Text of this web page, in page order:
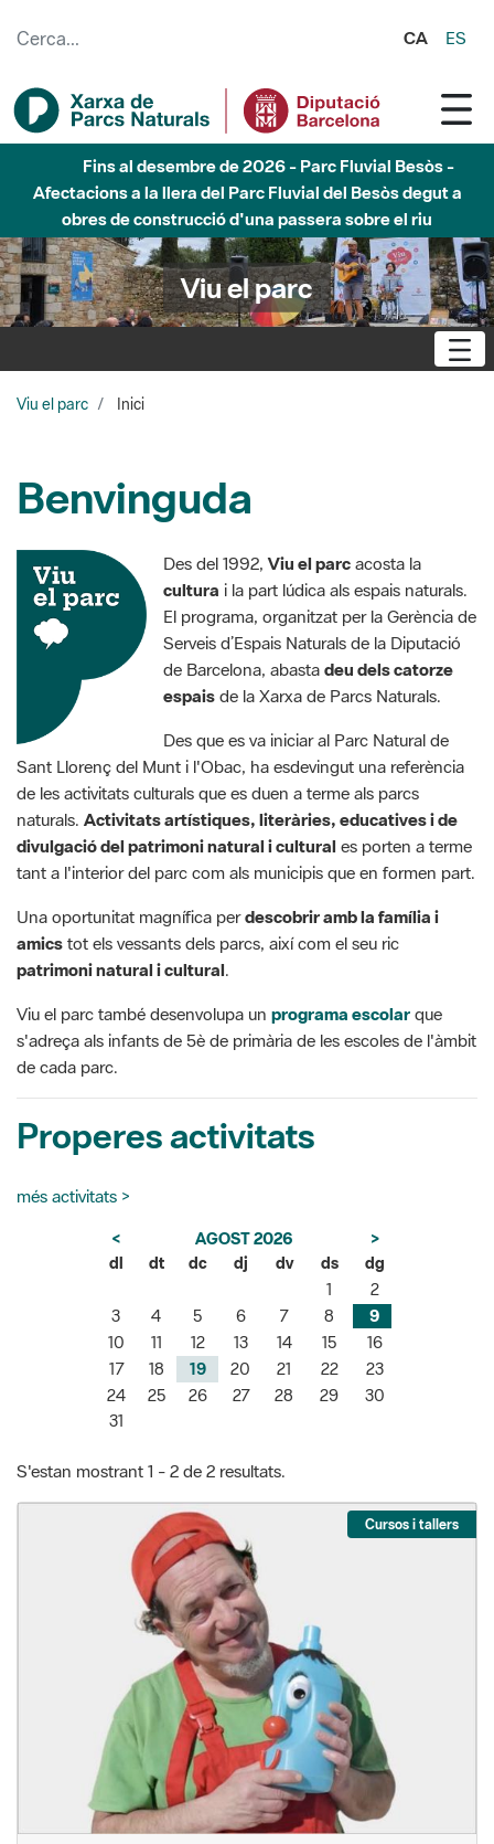
CA ES
Fins al desembre de 2026 - Parc Fluvial Besòs -
Afectacions a la llera del Parc Fluvial del Besòs degut a
obres de construcció d'una passera sobre el riu
Viu el parc
Viu el parc Inici
Benvinguda
Des del 1992,Viu el parc acosta la
cultura i la part lúdica als espais naturals.
El programa, organitzat per la Gerència de
Serveis d’Espais Naturals de la Diputació
de Barcelona, abasta deu dels catorze
espais de la Xarxa de Parcs Naturals.
Des que es va iniciar al Parc Natural de
Sant Llorenç del Munt i l'Obac, ha esdevingut una referència
de les activitats culturals que es duen a terme als parcs
naturals. Activitats artístiques, literàries, educatives i de
divulgació del patrimoni natural i cultural es porten a terme
tant a l'interior del parc com als municipis que en formen part.
Una oportunitat magnífica perdescobrir amb la família i
amics tot els vessants dels parcs, així com el seu ric
patrimoni natural i cultural.
Viu el parc també desenvolupa un programa escolar que
s'adreça als infants de 5è de primària de les escoles de l'àmbit
de cada parc.
Properes activitats
més activitats >
< AGOST 2026
>
dl
dt dc dj dv ds
dg
1
2
3
4 5 6 7 8
9
10
11 12 13 14 15
16
17
18 19 20 21 22
23
24
25 26 27 28 29
30
31
S'estan mostrant 1 - 2 de 2 resultats.
Cursos i tallers